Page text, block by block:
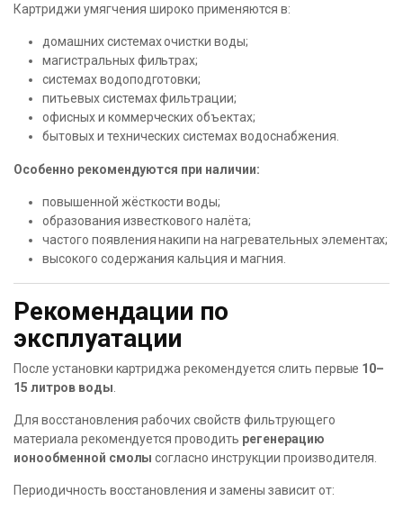
Картриджи умягчения широко применяются в:
домашних системах очистки воды;
магистральных фильтрах;
системах водоподготовки;
питьевых системах фильтрации;
офисных и коммерческих объектах;
бытовых и технических системах водоснабжения.
Особенно рекомендуются при наличии:
повышенной жёсткости воды;
образования известкового налёта;
частого появления накипи на нагревательных элементах;
высокого содержания кальция и магния.
Рекомендации по
эксплуатации
После установки картриджа рекомендуется слить первые 10–
15 литров воды
Для восстановления рабочих свойств фильтрующего
материала рекомендуется проводить регенерацию
ионообменной смолы согласно инструкции производителя.
Периодичность восстановления и замены зависит от: